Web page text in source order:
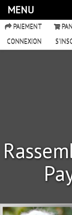
MENU
PAIEMENT
CONNEXION